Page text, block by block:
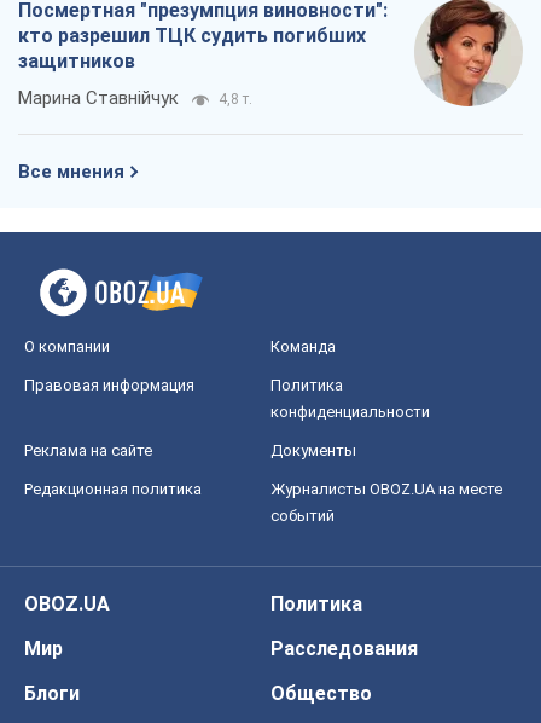
Посмертная "презумпция виновности":
кто разрешил ТЦК судить погибших
защитников
Марина Ставнійчук 4,8 т.
Все мнения
О компании Команда
Правовая информация
Политика
конфиденциальности
Реклама на сайте Документы
Редакционная политика
Журналисты OBOZ.UA на месте
событий
OBOZ.UA
Политика
Мир
Расследования
Блоги
Общество